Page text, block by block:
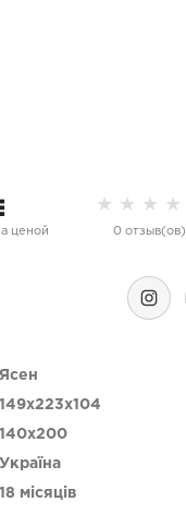
ценой
★ ★ ★ ★
0 отзыв(ов)
Ясен
149x223x104
140х200
Україна
18 місяців